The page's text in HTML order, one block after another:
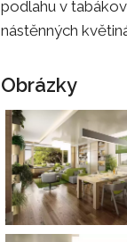
podlahu v
nástěnných
Obrázky